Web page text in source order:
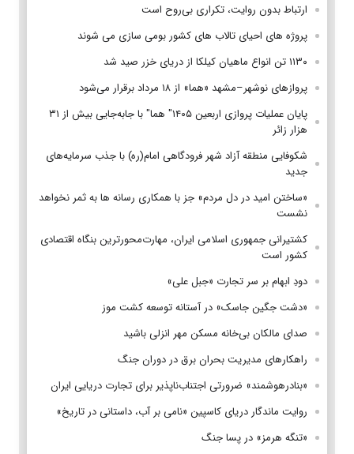
ارتباط بدون روایت، تکراری بی‌روح است
پروژه های احیای تالاب های کشور بومی سازی می شوند
۱۱۳۰ تن انواع ماهیان کیلکا از دریای خزر صید شد
پروازهای نوشهر–مشهد «هما» از ۱۸ مرداد برقرار می‌شود
پایان عملیات پروازی اربعین ۱۴۰۵" هما" با جابه‌جایی بیش از ۳۱
هزار زائر
شکوفایی منطقه آزاد شهر فرودگاهی امام(ره) با جذب سرمایه‌های
جدید
«ساختن امید در دل مردم» جز با همکاری رسانه ها به ثمر نخواهد
نشست
کشتیرانی جمهوری اسلامی ایران، مهارت‌محورترین بنگاه اقتصادی
کشور است
دودِ ابهام بر سر تجارت «جبل علی»
«دشت جگین جاسک» در آستانه توسعه کشت موز
صدای مالکان بی‌خانه مسکن مهر انزلی باشید
راهکارهای مدیریت بحران برق در دوران جنگ
«بنادرهوشمند» ضرورتی اجتناب‌ناپذیر برای تجارت دریایی ایران
روایت ماندگار دریای کاسپین «نامی بر آب، داستانی در تاریخ»
«تنگه هرمز» در پسا جنگ